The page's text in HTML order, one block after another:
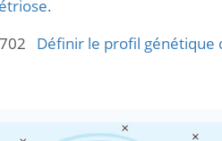
Définir le profil génétique